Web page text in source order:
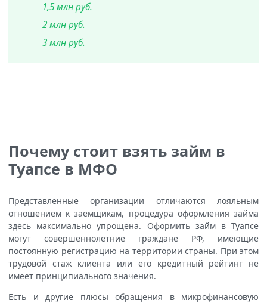
1,5 млн руб.
2 млн руб.
3 млн руб.
Почему стоит взять займ в
Туапсе в МФО
Представленные организации отличаются лояльным
отношением к заемщикам, процедура оформления займа
здесь максимально упрощена. Оформить займ в Туапсе
могут совершеннолетние граждане РФ, имеющие
постоянную регистрацию на территории страны. При этом
трудовой стаж клиента или его кредитный рейтинг не
имеет принципиального значения.
Есть и другие плюсы обращения в микрофинансовую